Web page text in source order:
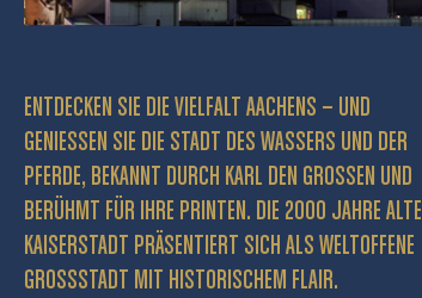
ENTDECKEN SIE DIE VIELFALT AACHENS – UND
GENIESSEN SIE DIE STADT DES WASSERS UND DER P
FERDE, BEKANNT DURCH KARL DEN GROSSEN UND BE
RÜHMT FÜR IHRE PRINTEN. DIE 2000 JAHRE ALTE KA
ISERSTADT PRÄSENTIERT SICH ALS WELTOFFENE GR
OSSSTADT MIT HISTORISCHEM FLAIR.